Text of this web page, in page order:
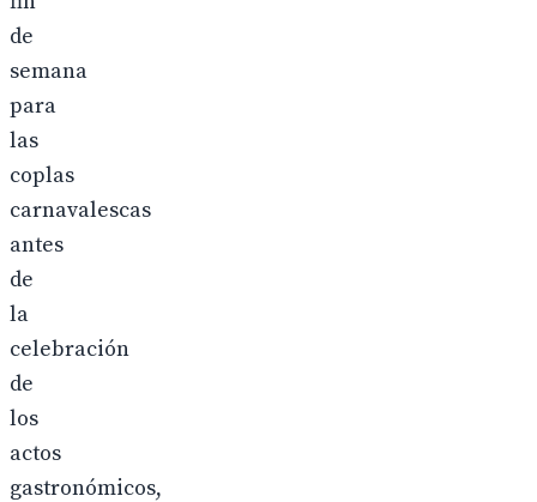
de
semana
para
las
coplas
carnavalescas
antes
de
la
celebración
de
los
actos
gastronómicos,